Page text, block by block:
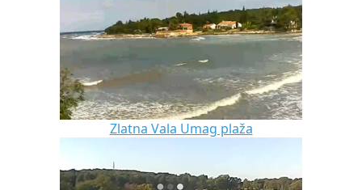
Zlatna Vala Umag plaža